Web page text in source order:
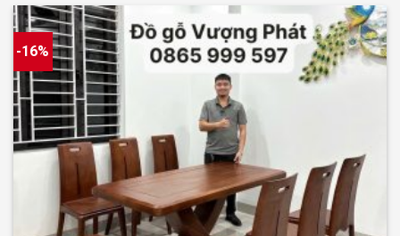
85.000.000 ₫.
-16%